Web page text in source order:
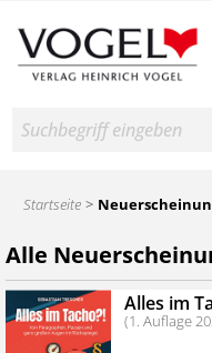
Suche
Startseite
Alle
Alles im
(1. Auflage